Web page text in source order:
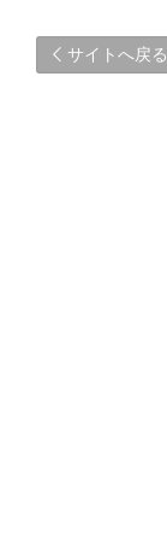
サイトへ戻る